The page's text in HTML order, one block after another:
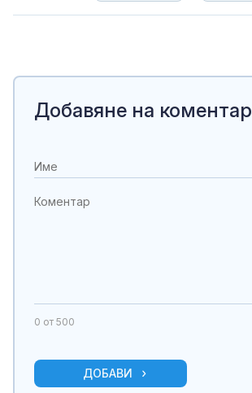
Добавяне на коментар
0 от 500
ДОБАВИ